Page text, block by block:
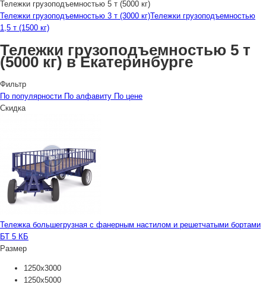
Тележки грузоподъемностью 5 т (5000 кг)
Тележки грузоподъемностью 3 т (3000 кг)Тележки грузоподъемностью
1,5 т (1500 кг)
Тележки грузоподъемностью 5 т
(5000 кг) в Екатеринбурге
Фильтр
По популярности По алфавиту По цене
Скидка
Тележка большегрузная с фанерным настилом и решетчатыми бортами
БТ 5 КБ
Размер
1250х3000
1250х5000